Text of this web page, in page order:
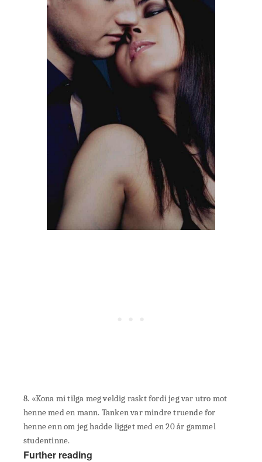
8. «Kona mi tilga meg veldig raskt fordi jeg var utro mot
henne med en mann. Tanken var mindre truende for
henne enn om jeg hadde ligget med en 20 år gammel
studentinne.
Further reading